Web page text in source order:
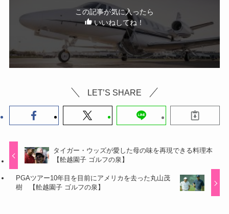
この記事が気に入ったら
いいねしてね！
LET’S SHARE
タイガー・ウッズが愛した母の味を再現できる料理本
【舩越園子 ゴルフの泉】
PGAツアー10年目を目前にアメリカを去った丸山茂
樹 【舩越園子 ゴルフの泉】